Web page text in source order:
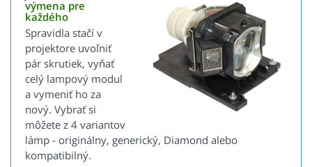
výmena pre
každého
Spravidla stačí v
projektore uvoľniť
pár skrutiek, vyňať
celý lampový modul
a vymeniť ho za
nový. Vybrať si
môžete z 4 variantov
lámp - originálny, generický, Diamond alebo
kompatibilný.